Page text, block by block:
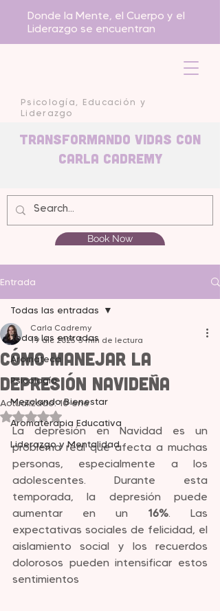
Psicología, Educación y
Liderazgo
Donde la Mente, el Cuerpo y el
Liderazgo se encuentran
Transformando Vidas con
carla Cadremy
Book Now
Entrada
Todas las entradas
Aromateca
Psicología
Mezclando Bienestar
Aromaterapia Educativa
Liderazgo y Mentalidad
Todas las entradas
Cómo Manejar la
Depresión Navideña
Carla Cadremy
19 dic 2025 5 min de lectura
Actualizado:10 ene
Obtuvo NaN de 5 estrellas.
La depresión en Navidad es un
problema real que afecta a muchas
personas, especialmente a los
adolescentes. Durante esta
temporada, la depresión puede
aumentar en un 16%. Las
expectativas sociales de felicidad, el
aislamiento social y los recuerdos
dolorosos pueden intensificar estos
sentimientos